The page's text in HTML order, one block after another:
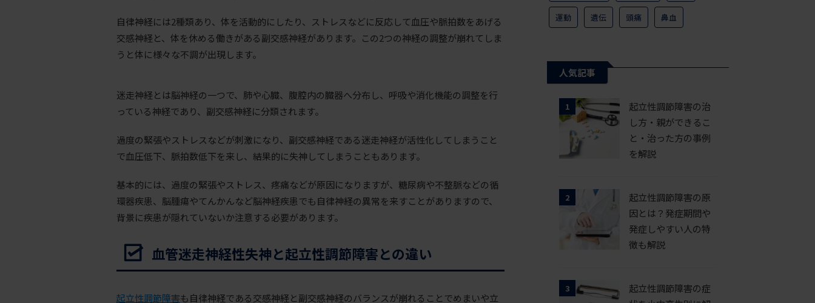
自律神経には2種類あり、体を活動的にしたり、ストレスなどに反応して血圧や脈拍数をあげる
交感神経と、体を休める働きがある副交感神経があります。この2つの神経の調整が崩れてしま
うと体に様々な不調が出現します。
迷走神経とは脳神経の一つで、肺や心臓、腹腔内の臓器へ分布し、呼吸や消化機能の調整を行
っている神経であり、副交感神経に分類されます。
過度の緊張やストレスなどが刺激になり、副交感神経である迷走神経が活性化してしまうこと
で血圧低下、脈拍数低下を来し、結果的に失神してしまうこともあります。
基本的には、過度の緊張やストレス、疼痛などが原因になりますが、糖尿病や不整脈などの循
環器疾患、脳腫瘍やてんかんなど脳神経疾患でも自律神経の異常を来すことがありますので、
背景に疾患が隠れていないか注意する必要があります。
血管迷走神経性失神と起立性調節障害との違い
起立性調節障害も自律神経である交感神経と副交感神経のバランスが崩れることでめまいや立
運動 遺伝 頭痛 鼻血
人気記事
1
起立性調節障害の治
し方・親ができるこ
と・治った方の事例
を解説
2
起立性調節障害の原
因とは？発症期間や
発症しやすい人の特
徴も解説
3
起立性調節障害の症